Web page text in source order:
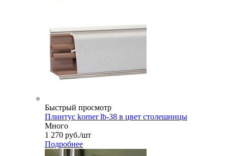
Быстрый просмотр
Плинтус korner lb-38 в цвет столешницы
Много
1 270 руб./шт
Подробнее